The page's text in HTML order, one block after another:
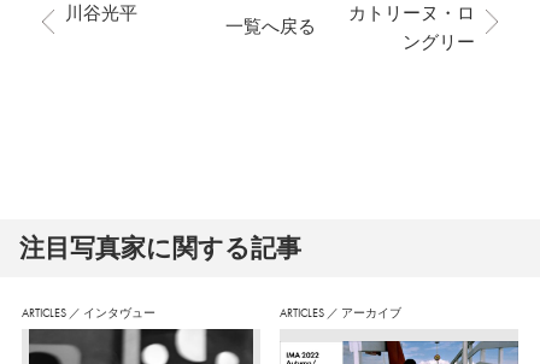
川谷光平
カトリーヌ・ロ
ングリー
一覧へ戻る
注⽬写真家に関する記事
ARTICLES ／ インタヴュー ARTICLES ／ アーカイブ